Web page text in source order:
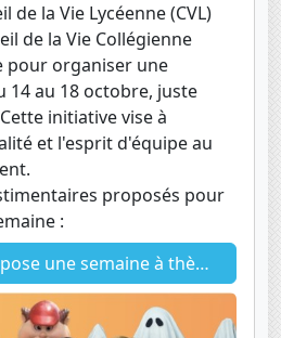
de la Vie Lycéenne (CVL)
de la Vie Collégienne
pour organiser une
14 au 18 octobre, juste
initiative vise à
et l'esprit d'équipe au
proposés pour
:
à thème = une tenue pas jour jusqu'à Halloween